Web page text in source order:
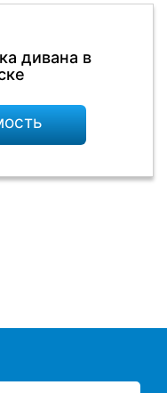
дивана в